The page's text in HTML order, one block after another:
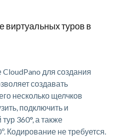
виртуальных туров в
для создания
создавать
несколько щелчков
подключить и
360°, а также
Кодирование не требуется.